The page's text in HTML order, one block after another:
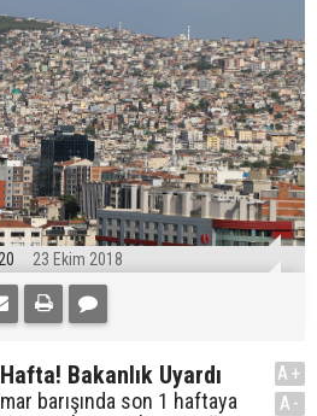
23 Ekim 2018
Bakanlık Uyardı
barışında son 1 haftaya
A+
A-